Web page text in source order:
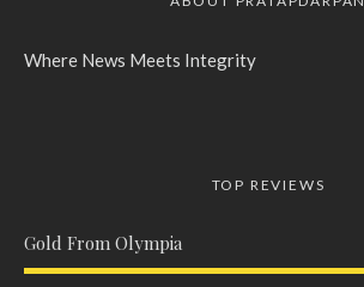
Where News Meets Integrity
TOP REVIEWS
Gold From Olympia